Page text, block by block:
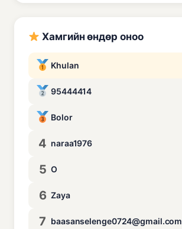
Хамгийн өндөр оноо
Khulan
95444414
Bolor
4 naraa1976
5 O
6 Zaya
7 baasanselenge0724@gmail.com